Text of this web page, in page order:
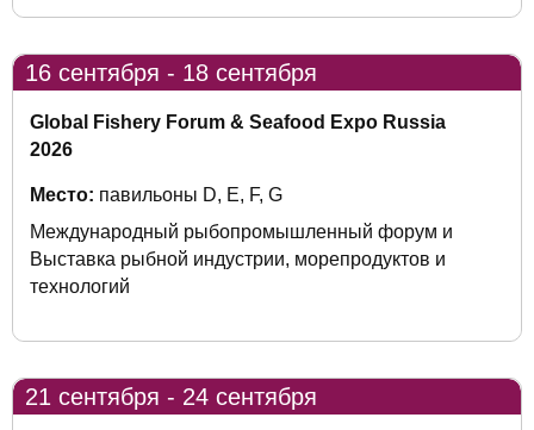
16 сентября - 18 сентября
Global Fishery Forum & Seafood Expo Russia
2026
Место: павильоны D, E, F, G
Международный рыбопромышленный форум и
Выставка рыбной индустрии, морепродуктов и
технологий
21 сентября - 24 сентября